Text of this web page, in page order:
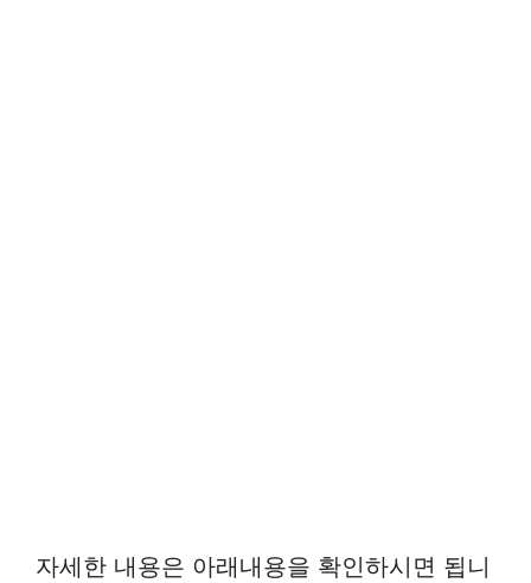
자세한 내용은 아래내용을 확인하시면 됩니